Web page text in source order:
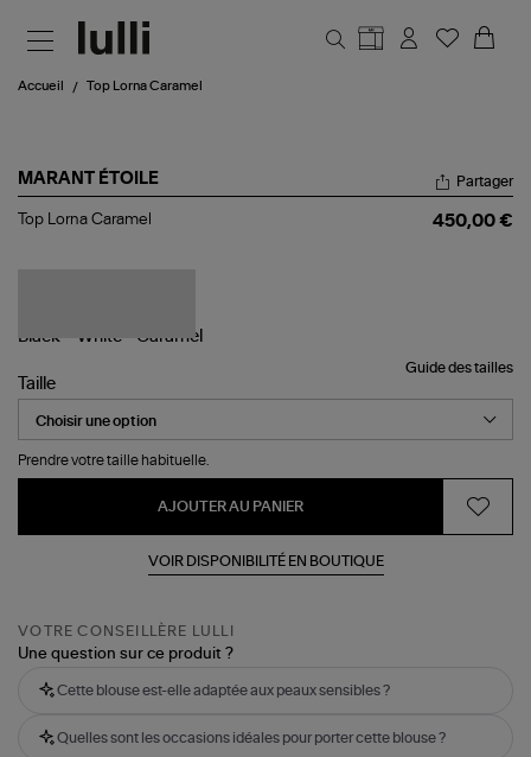
Accueil Top Lorna Caramel
MARANT ÉTOILE
Top
Partager
Top Lorna Caramel 450,00 €
Guide des tailles
Taille
Prendre votre taille habituelle.
AJOUTER AU PANIER
VOIR DISPONIBILITÉ EN BOUTIQUE
VOTRE CONSEILLÈRE LULLI
Une question sur ce produit ?
Cette blouse est-elle adaptée aux peaux sensibles ?
Quelles sont les occasions idéales pour porter cette blouse ?